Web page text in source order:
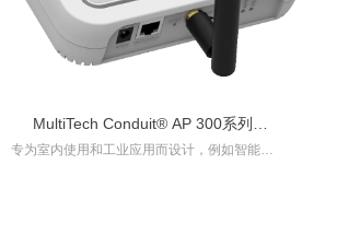
MultiTech Conduit® AP 300系列
（MTCAP3系列）
专为室内使用和工业应用而设计，例如智能建